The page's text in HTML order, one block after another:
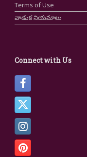
Terms of Use
వాడుక నియమాలు
Connect with Us